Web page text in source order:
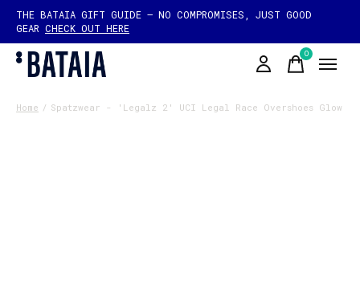
THE BATAIA GIFT GUIDE — NO COMPROMISES, JUST GOOD
GEAR CHECK OUT HERE
0items
Home / Spatzwear - 'Legalz 2' UCI Legal Race Overshoes Glow